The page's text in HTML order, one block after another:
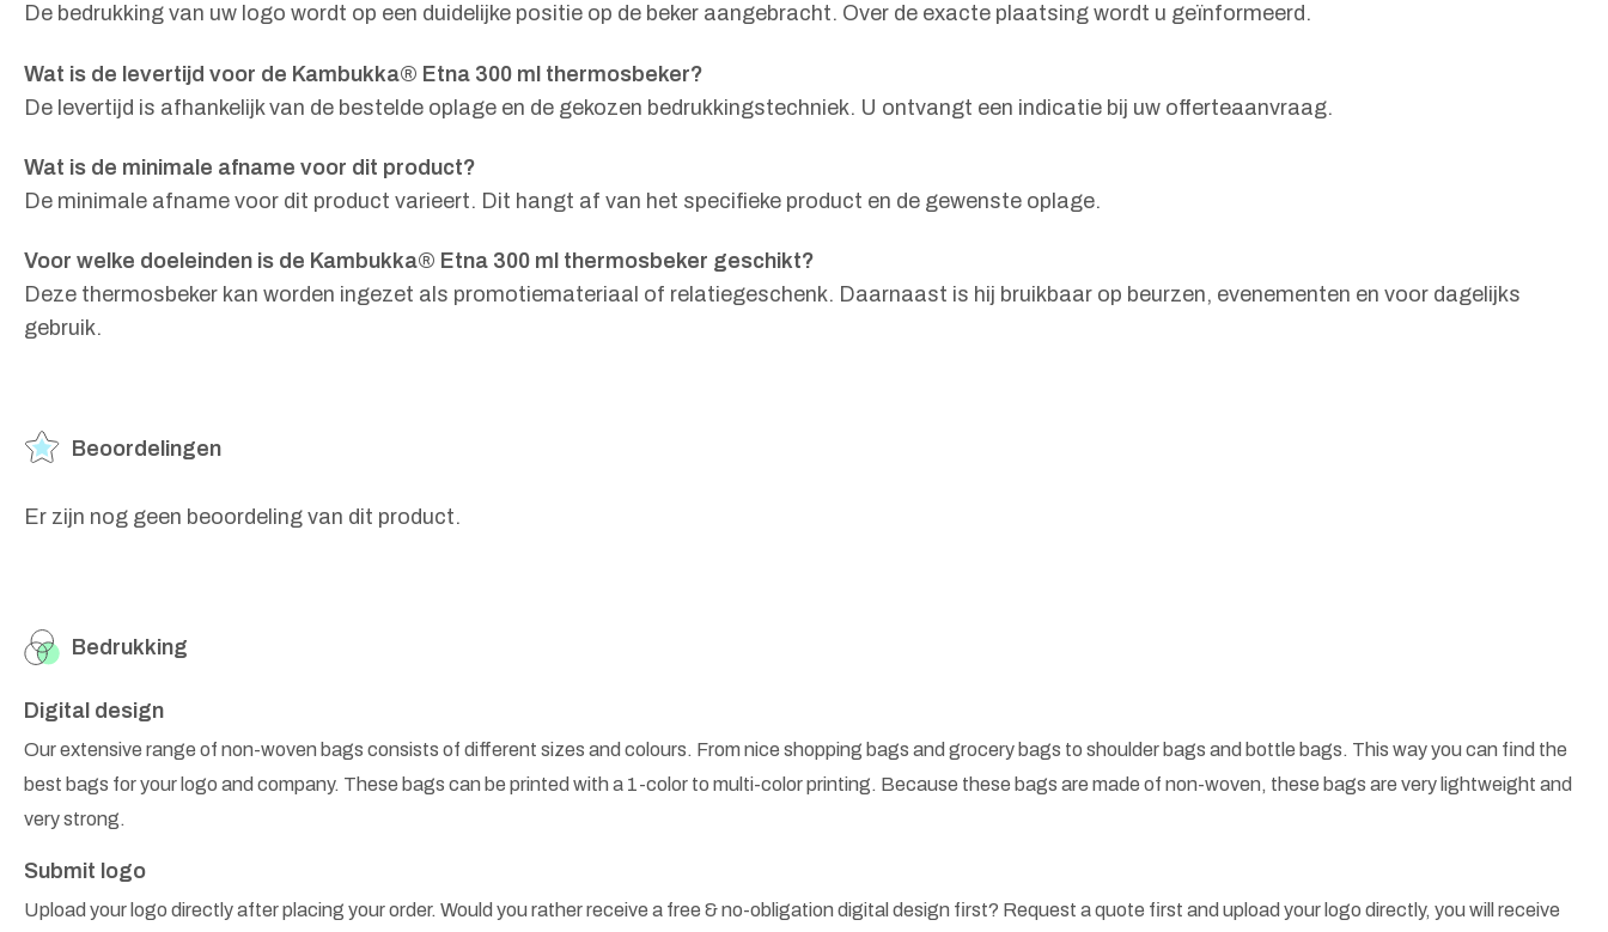
De bedrukking van uw logo wordt op een duidelijke positie op de beker aangebracht. Over de exacte plaatsing wordt u geïnformeerd.
Wat is de levertijd voor de Kambukka® Etna 300 ml thermosbeker?
De levertijd is afhankelijk van de bestelde oplage en de gekozen bedrukkingstechniek. U ontvangt een indicatie bij uw offerteaanvraag.
Wat is de minimale afname voor dit product?
De minimale afname voor dit product varieert. Dit hangt af van het specifieke product en de gewenste oplage.
Voor welke doeleinden is de Kambukka® Etna 300 ml thermosbeker geschikt?
Deze thermosbeker kan worden ingezet als promotiemateriaal of relatiegeschenk. Daarnaast is hij bruikbaar op beurzen, evenementen en voor dagelijks
gebruik.
Beoordelingen
Er zijn nog geen beoordeling van dit product.
Bedrukking
Digital design
Our extensive range of non-woven bags consists of different sizes and colours. From nice shopping bags and grocery bags to shoulder bags and bottle bags. This way you can find the
best bags for your logo and company. These bags can be printed with a 1-color to multi-color printing. Because these bags are made of non-woven, these bags are very lightweight and
very strong.
Submit logo
Upload your logo directly after placing your order. Would you rather receive a free & no-obligation digital design first? Request a quote first and upload your logo directly, you will receive